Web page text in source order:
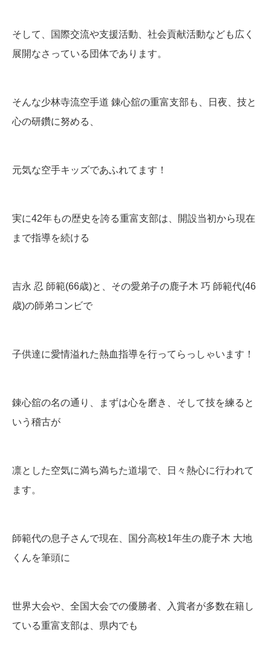
そして、国際交流や支援活動、社会貢献活動なども広く
展開なさっている団体であります。
そんな少林寺流空手道 錬心舘の重富支部も、日夜、技と
心の研鑽に努める、
元気な空手キッズであふれてます！
実に42年もの歴史を誇る重富支部は、開設当初から現在
まで指導を続ける
吉永 忍 師範(66歳)と、その愛弟子の鹿子木 巧 師範代(46
歳)の師弟コンビで
子供達に愛情溢れた熱血指導を行ってらっしゃいます！
錬心舘の名の通り、まずは心を磨き、そして技を練ると
いう稽古が
凛とした空気に満ち満ちた道場で、日々熱心に行われて
ます。
師範代の息子さんで現在、国分高校1年生の鹿子木 大地
くんを筆頭に
世界大会や、全国大会での優勝者、入賞者が多数在籍し
ている重富支部は、県内でも